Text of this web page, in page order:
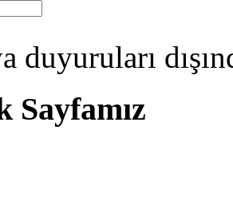
duyuruları
Sayfamız